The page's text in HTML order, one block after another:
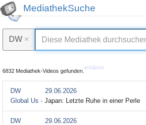
MediathekSuche
DW ×
6832 Mediathek-Videos gefunden.
erklären
DW
29.06.2026
Global Us - Japan: Letzte Ruhe in einer Perle
DW
29.06.2026